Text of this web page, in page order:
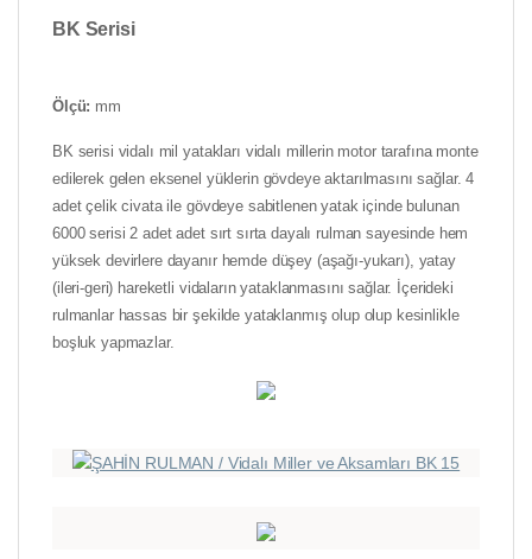
BK Serisi
Ölçü: mm
BK serisi vidalı mil yatakları vidalı millerin motor tarafına monte
edilerek gelen eksenel yüklerin gövdeye aktarılmasını sağlar. 4
adet çelik civata ile gövdeye sabitlenen yatak içinde bulunan
6000 serisi 2 adet adet sırt sırta dayalı rulman sayesinde hem
yüksek devirlere dayanır hemde düşey (aşağı-yukarı), yatay
(ileri-geri) hareketli vidaların yataklanmasını sağlar. İçerideki
rulmanlar hassas bir şekilde yataklanmış olup olup kesinlikle
boşluk yapmazlar.